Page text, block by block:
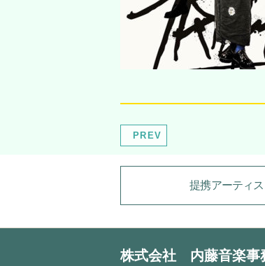
PREV
提携アーティス
株式会社 内藤音楽事